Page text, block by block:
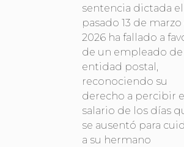
sentencia dictada el
pasado 13 de marzo
2026 ha fallado a
de un empleado de
entidad postal,
reconociendo su
derecho a percibir el
salario de los días
se ausentó para
a su hermano